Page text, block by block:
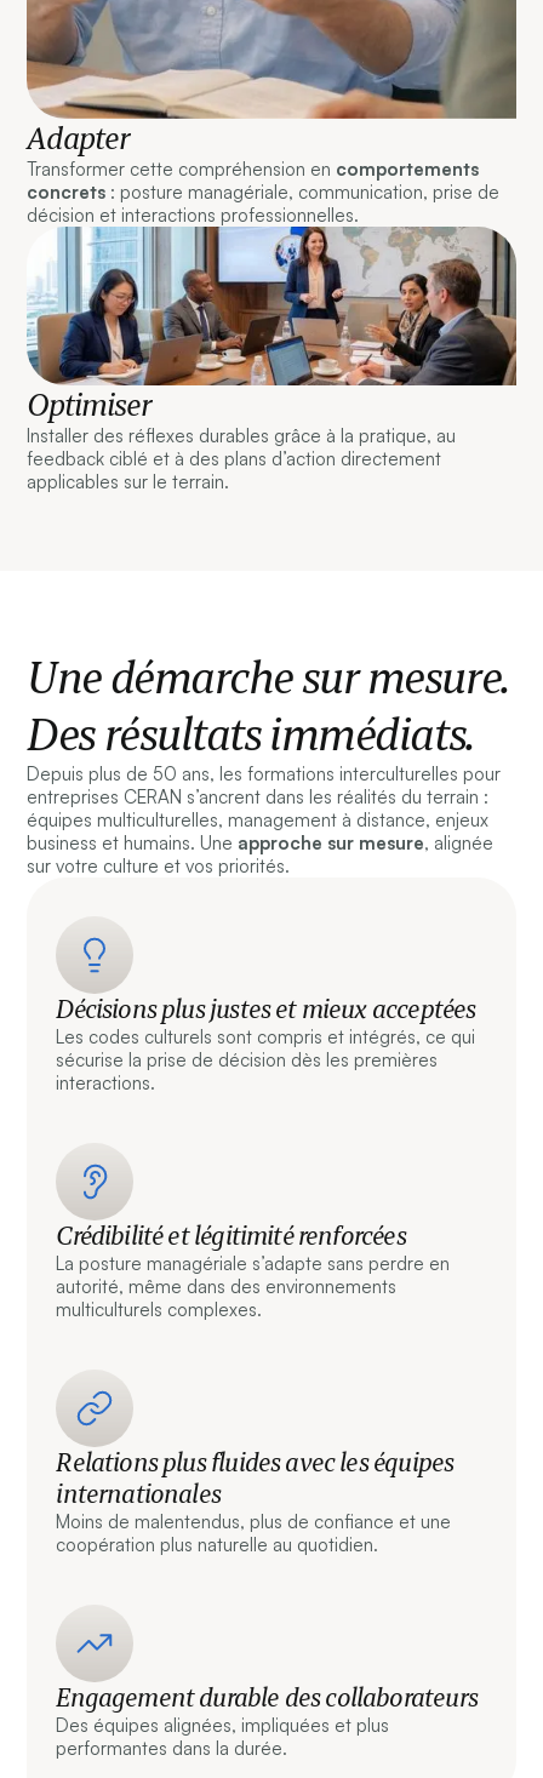
Adapter
Transformer cette compréhension en comportements
concrets : posture managériale, communication, prise de
décision et interactions professionnelles.
Optimiser
Installer des réflexes durables grâce à la pratique, au
feedback ciblé et à des plans d’action directement
applicables sur le terrain.
Une démarche sur mesure.
Des résultats immédiats.
Depuis plus de 50 ans, les formations interculturelles pour
entreprises CERAN s’ancrent dans les réalités du terrain :
équipes multiculturelles, management à distance, enjeux
business et humains. Une approche sur mesure, alignée
sur votre culture et vos priorités.
Décisions plus justes et mieux acceptées
Les codes culturels sont compris et intégrés, ce qui
sécurise la prise de décision dès les premières
interactions.
Crédibilité et légitimité renforcées
La posture managériale s’adapte sans perdre en
autorité, même dans des environnements
multiculturels complexes.
Relations plus fluides avec les équipes
internationales
Moins de malentendus, plus de confiance et une
coopération plus naturelle au quotidien.
Engagement durable des collaborateurs
Des équipes alignées, impliquées et plus
performantes dans la durée.